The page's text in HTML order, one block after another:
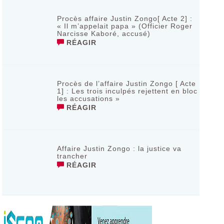
Procès affaire Justin Zongo[ Acte 2] :
« Il m’appelait papa » (Officier Roger
Narcisse Kaboré, accusé)
RÉAGIR
Procès de l’affaire Justin Zongo [ Acte
1] : Les trois inculpés rejettent en bloc
les accusations »
RÉAGIR
Affaire Justin Zongo : la justice va
trancher
RÉAGIR